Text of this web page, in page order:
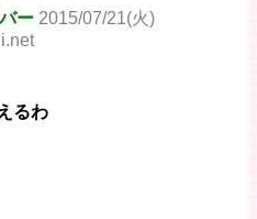
ー 2015/07/21(火)
るわ